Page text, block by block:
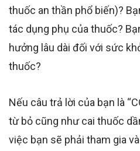
thuốc an thần phổ biến)?
tác dụng phụ của thuốc?
hưởng lâu dài đối với sức
thuốc?
Nếu câu trả lời của bạn là
từ bỏ cũng như cai thuốc
việc bạn sẽ phải tham gia